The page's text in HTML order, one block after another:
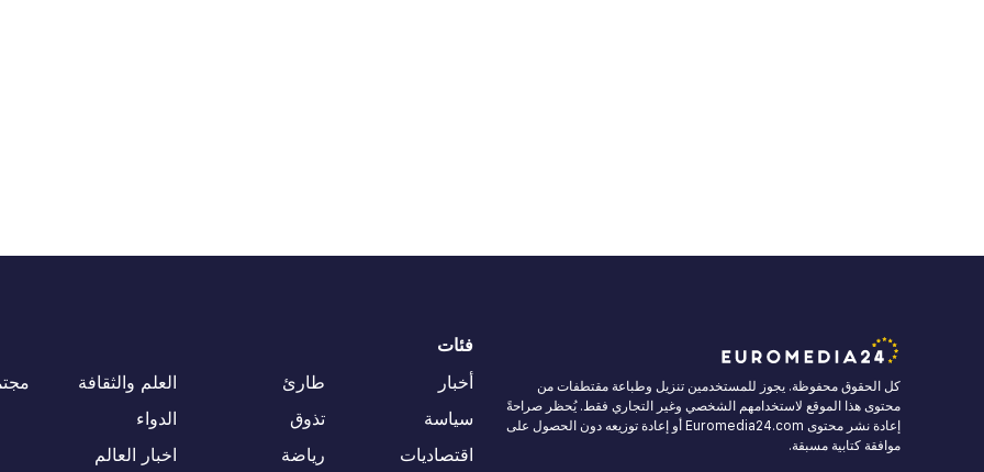
كل الحقوق محفوظة. يجوز للمستخدمين تنزيل وطباعة مقتطفات من
محتوى هذا الموقع لاستخدامهم الشخصي وغير التجاري فقط. يُحظر صراحةً
إعادة نشر محتوى Euromedia24.com أو إعادة توزيعه دون الحصول على
موافقة كتابية مسبقة.
فئات
أخبار
سياسة
اقتصاديات
طارئ
تذوق
رياضة
العلم والثقافة
الدواء
اخبار العالم